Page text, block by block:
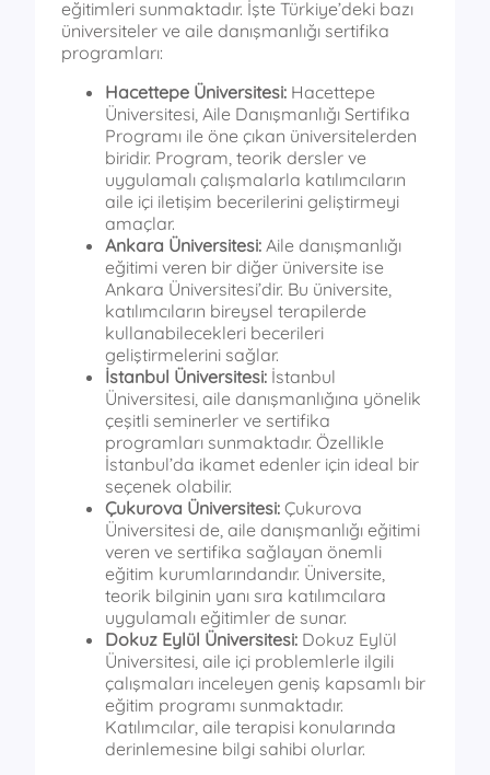
eğitimleri sunmaktadır. İşte Türkiye’deki bazı
üniversiteler ve aile danışmanlığı sertifika
programları:
Hacettepe Üniversitesi: Hacettepe
Üniversitesi, Aile Danışmanlığı Sertifika
Programı ile öne çıkan üniversitelerden
biridir. Program, teorik dersler ve
uygulamalı çalışmalarla katılımcıların
aile içi iletişim becerilerini geliştirmeyi
amaçlar.
Ankara Üniversitesi: Aile danışmanlığı
eğitimi veren bir diğer üniversite ise
Ankara Üniversitesi’dir. Bu üniversite,
katılımcıların bireysel terapilerde
kullanabilecekleri becerileri
geliştirmelerini sağlar.
İstanbul Üniversitesi: İstanbul
Üniversitesi, aile danışmanlığına yönelik
çeşitli seminerler ve sertifika
programları sunmaktadır. Özellikle
İstanbul’da ikamet edenler için ideal bir
seçenek olabilir.
Çukurova Üniversitesi: Çukurova
Üniversitesi de, aile danışmanlığı eğitimi
veren ve sertifika sağlayan önemli
eğitim kurumlarındandır. Üniversite,
teorik bilginin yanı sıra katılımcılara
uygulamalı eğitimler de sunar.
Dokuz Eylül Üniversitesi: Dokuz Eylül
Üniversitesi, aile içi problemlerle ilgili
çalışmaları inceleyen geniş kapsamlı bir
eğitim programı sunmaktadır.
Katılımcılar, aile terapisi konularında
derinlemesine bilgi sahibi olurlar.